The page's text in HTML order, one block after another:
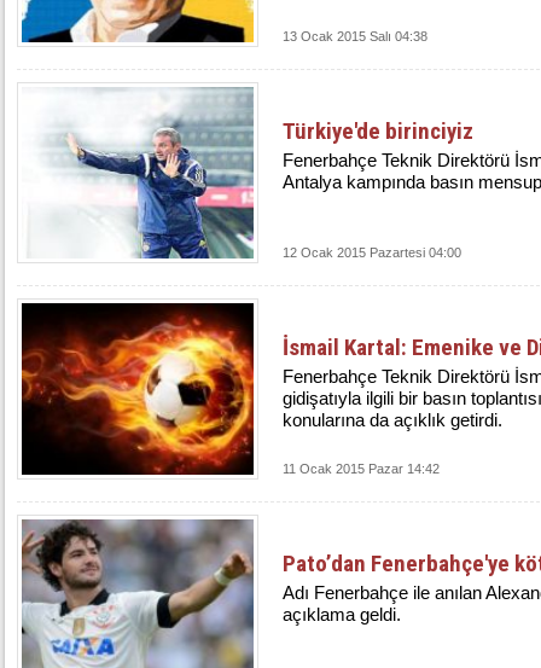
13 Ocak 2015 Salı 04:38
Türkiye'de birinciyiz
Fenerbahçe Teknik Direktörü
Antalya kampında basın
12 Ocak 2015 Pazartesi 04:00
İsmail Kartal: Emenike ve
Fenerbahçe Teknik Direktörü
gidişatıyla ilgili bir basın
konularına da açıklık getirdi.
11 Ocak 2015 Pazar 14:42
Pato’dan Fenerbahçe'ye
Adı Fenerbahçe ile anılan
açıklama geldi.